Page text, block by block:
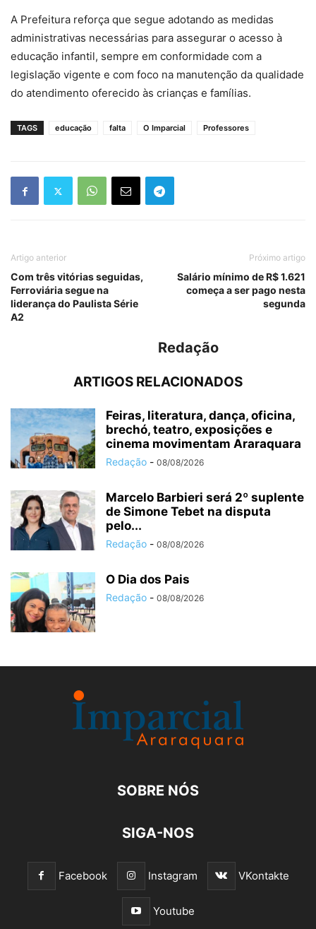
A Prefeitura reforça que segue adotando as medidas
administrativas necessárias para assegurar o acesso à
educação infantil, sempre em conformidade com a
legislação vigente e com foco na manutenção da qualidade
do atendimento oferecido às crianças e famílias.
TAGS educação falta O Imparcial Professores
Artigo anterior
Com três vitórias seguidas,
Ferroviária segue na
liderança do Paulista Série
A2
Próximo artigo
Salário mínimo de R$ 1.621
começa a ser pago nesta
segunda
Redação
ARTIGOS RELACIONADOS
Feiras, literatura, dança, oficina,
brechó, teatro, exposições e
cinema movimentam Araraquara
Redação - 08/08/2026
Marcelo Barbieri será 2º suplente
de Simone Tebet na disputa
pelo...
Redação - 08/08/2026
O Dia dos Pais
Redação - 08/08/2026
SOBRE NÓS
SIGA-NOS
Facebook Instagram VKontakte
Youtube